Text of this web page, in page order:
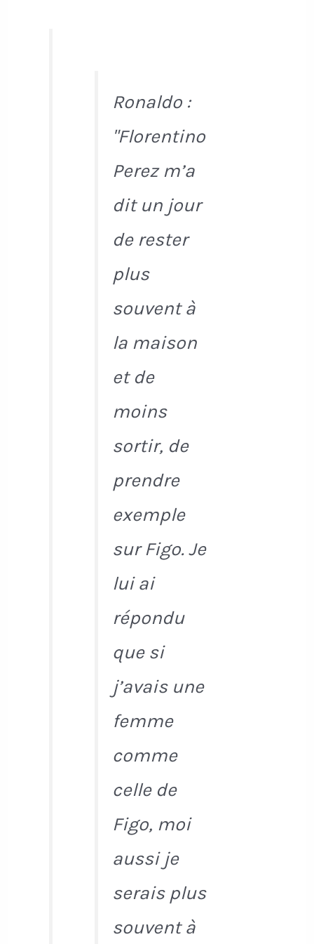
Ronaldo :
"Florentino
Perez m’a
dit un jour
de rester
plus
souvent à
la maison
et de
moins
sortir, de
prendre
exemple
sur Figo. Je
lui ai
répondu
que si
j’avais une
femme
comme
celle de
Figo, moi
aussi je
serais plus
souvent à